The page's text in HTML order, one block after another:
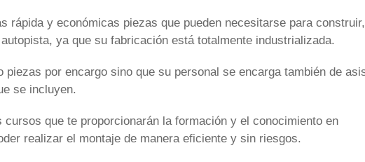
rápida y económicas piezas que pueden necesitarse para
ya que su fabricación está totalmente industrializada.
por encargo sino que su personal se encarga también de
se incluyen.
que te proporcionarán la formación y el conocimiento en
realizar el montaje de manera eficiente y sin riesgos.